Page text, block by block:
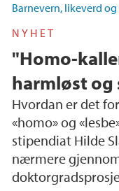
Barnevern, likeverd
NYHET
"Homo-
harmløst og
Hvordan er det
«homo» og
stipendiat Hilde
nærmere